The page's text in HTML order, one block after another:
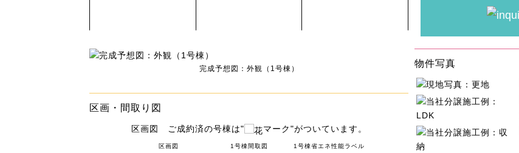
完成予想図：外観（1号棟）
区画・間取り図
区画図 ご成約済の号棟は" マーク"がついています。
区画図 1号棟間取図 1号棟省エネ性能ラベル
物件写真